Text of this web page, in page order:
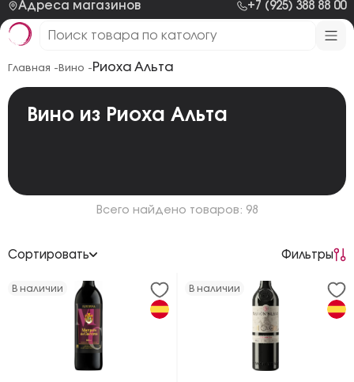
Адреса магазинов +7 (925) 388 88 00
Главная - Вино - Риоха Альта
Вино из Риоха Альта
Всего найдено товаров: 98
Сортировать Фильтры
В наличии В наличии